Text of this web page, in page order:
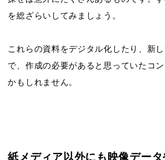
を総ざらいしてみましょう。
これらの資料をデジタル化したり、新
で、作成の必要があると思っていたコ
かもしれません。
紙メディア以外にも映像デー